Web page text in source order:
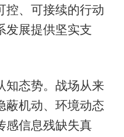
控、可接续的行动
发展提供坚实支
态势。战场从来
蔽机动、环境动态
感信息残缺失真